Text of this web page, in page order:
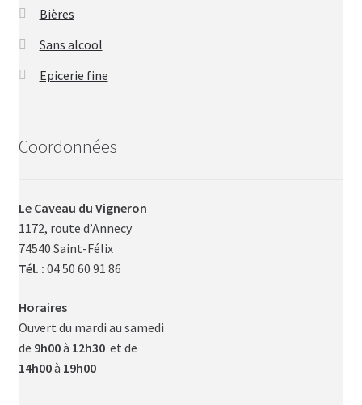
Bières
Sans alcool
Epicerie fine
Coordonnées
Le Caveau du Vigneron
1172, route d’Annecy
74540 Saint-Félix
Tél. : 04 50 60 91 86
Horaires
Ouvert du mardi au samedi
de 9h00à 12h30 et de
14h00à 19h00